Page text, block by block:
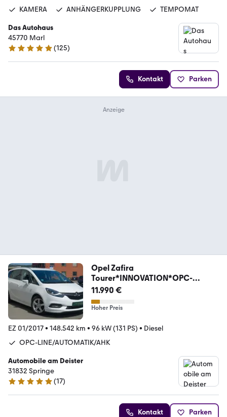
KAMERA
ANHÄNGERKUPPLUNG TEMPOMAT
Das Autohaus
45770 Marl
4.9 Sterne
(125)
Kontakt Parken
Opel Zafira
Tourer*INNOVATION*OPC-
LINE*AUTOMATIK*AHK*
11.990 €
Hoher Preis
EZ 01/2017• 148.542 km • 96 kW (131 PS) • Diesel
OPC-LINE/AUTOMATIK/AHK
Automobile am Deister
31832 Springe
4.9 Sterne
(17)
Kontakt Parken